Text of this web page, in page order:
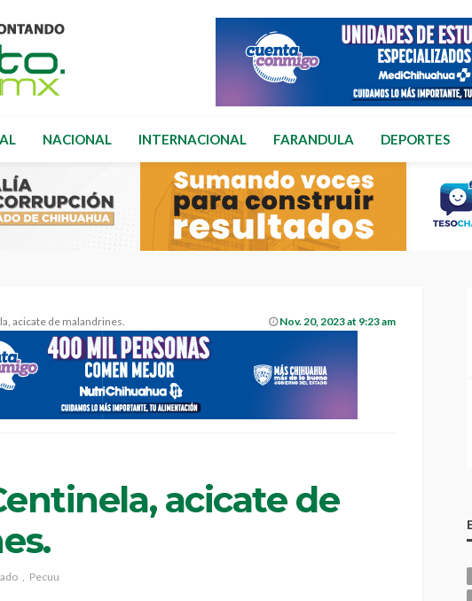
NACIONAL INTERNACIONAL FARANDULA DEPORTES
acicate de malandrines. Nov. 20, 2023 at 9:23 am
acicate de
Pecuu